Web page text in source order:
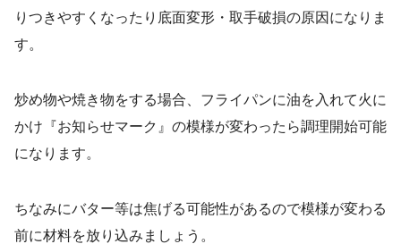
りつきやすくなったり底面変形・取手破損の原因になりま
す。
炒め物や焼き物をする場合、フライパンに油を入れて火に
かけ『お知らせマーク』の模様が変わったら調理開始可能
になります。
ちなみにバター等は焦げる可能性があるので模様が変わる
前に材料を放り込みましょう。